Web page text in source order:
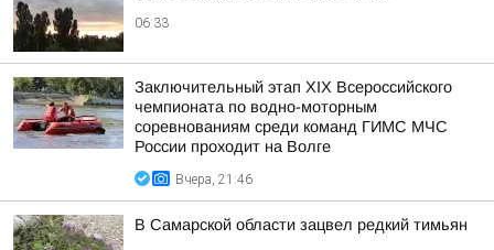
06:33
Заключительный этап XIХ Всероссийского
чемпионата по водно-моторным
соревнованиям среди команд ГИМС МЧС
России проходит на Волге
Вчера, 21:46
В Самарской области зацвел редкий тимьян